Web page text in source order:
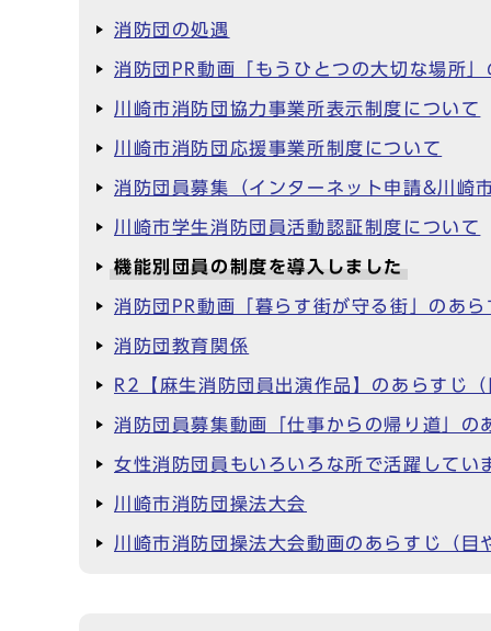
消防団の処遇
消防団PR動画「もうひとつの大切な場所
川崎市消防団協力事業所表示制度について
川崎市消防団応援事業所制度について
消防団員募集（インターネット申請&川崎
川崎市学生消防団員活動認証制度について
機能別団員の制度を導入しました
消防団PR動画「暮らす街が守る街」のあ
消防団教育関係
R2【麻生消防団員出演作品】のあらすじ
消防団員募集動画「仕事からの帰り道」
女性消防団員もいろいろな所で活躍してい
川崎市消防団操法大会
川崎市消防団操法大会動画のあらすじ（